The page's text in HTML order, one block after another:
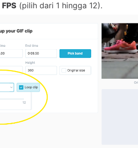
FPS (pilih dari 1 hingga 12).